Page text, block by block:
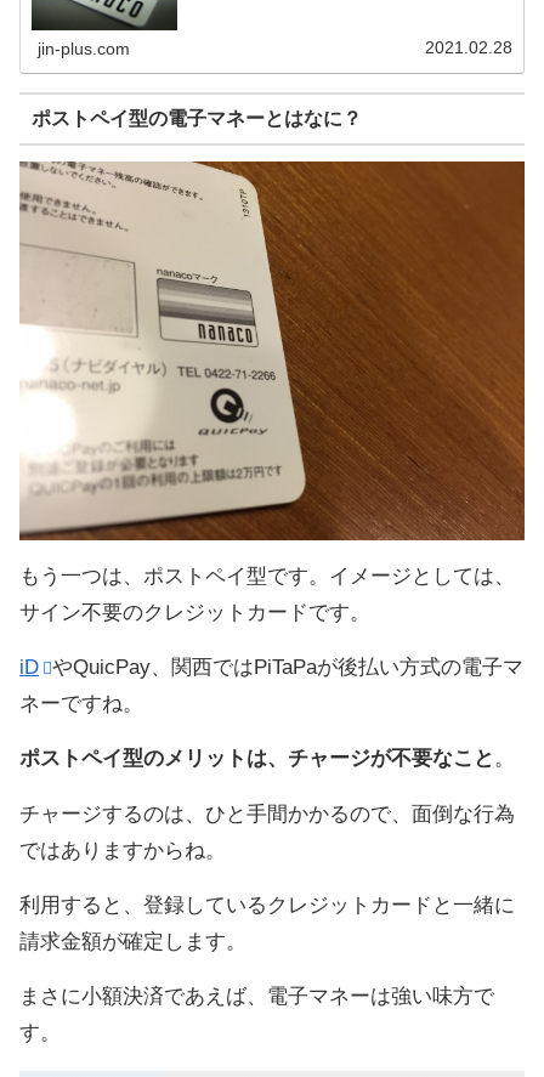
jin-plus.com 2021.02.28
ポストペイ型の電子マネーとはなに？
もう一つは、ポストペイ型です。イメージとしては、
サイン不要のクレジットカードです。
iD やQuicPay、関西ではPiTaPaが後払い方式の電子マ
ネーですね。
ポストペイ型のメリットは、チャージが不要なこと 。
チャージするのは、ひと手間かかるので、面倒な行為
ではありますからね。
利用すると、登録しているクレジットカードと一緒に
請求金額が確定します。
まさに小額決済であえば、電子マネーは強い味方で
す。